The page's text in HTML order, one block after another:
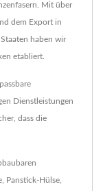
Mit über
dem Export in
haben wir
etabliert.
Dienstleistungen
dass die
, Panstick-Hülse,